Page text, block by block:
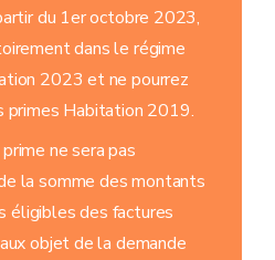
du 1er octobre 2023,
dans le régime
2023 et ne pourrez
primes Habitation 2019.
ne sera pas
la somme des montants
éligibles des factures
objet de la demande